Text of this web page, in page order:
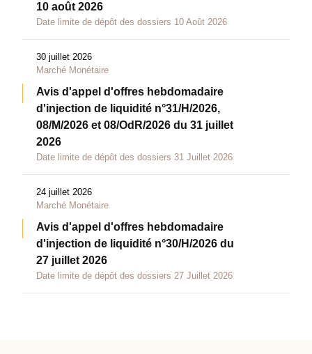
10 août 2026
Date limite de dépôt des dossiers 10 Août 2026
30 juillet 2026
Marché Monétaire
Avis d'appel d'offres hebdomadaire
d'injection de liquidité n°31/H/2026,
08/M/2026 et 08/OdR/2026 du 31 juillet
2026
Date limite de dépôt des dossiers 31 Juillet 2026
24 juillet 2026
Marché Monétaire
Avis d'appel d'offres hebdomadaire
d'injection de liquidité n°30/H/2026 du
27 juillet 2026
Date limite de dépôt des dossiers 27 Juillet 2026